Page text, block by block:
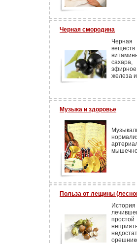
Черная смородина
Черная
веществ
сахара,
железа
Музыка и здоровье
Польза от лещины